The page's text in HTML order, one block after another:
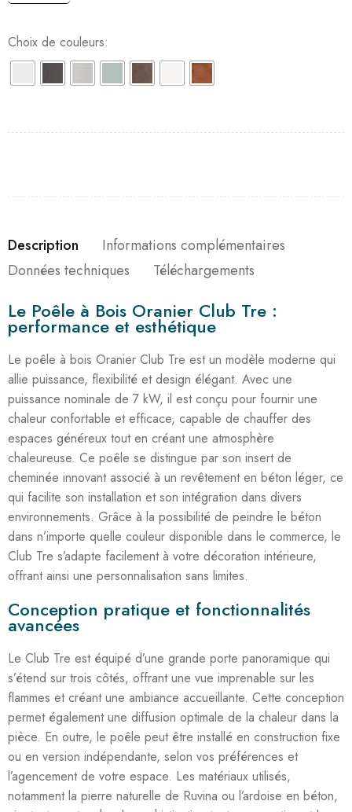
Choix de couleurs
Description
Informations complémentaires
Données techniques
Téléchargements
Le Poêle à Bois Oranier Club Tre :
performance et esthétique
Le poêle à bois Oranier Club Tre est un modèle moderne qui
allie puissance, flexibilité et design élégant. Avec une
puissance nominale de 7 kW, il est conçu pour fournir une
chaleur confortable et efficace, capable de chauffer des
espaces généreux tout en créant une atmosphère
chaleureuse. Ce poêle se distingue par son insert de
cheminée innovant associé à un revêtement en béton léger, ce
qui facilite son installation et son intégration dans divers
environnements. Grâce à la possibilité de peindre le béton
dans n’importe quelle couleur disponible dans le commerce, le
Club Tre s’adapte facilement à votre décoration intérieure,
offrant ainsi une personnalisation sans limites.
Conception pratique et fonctionnalités
avancées
Le Club Tre est équipé d’une grande porte panoramique qui
s’étend sur trois côtés, offrant une vue imprenable sur les
flammes et créant une ambiance accueillante. Cette conception
permet également une diffusion optimale de la chaleur dans la
pièce. En outre, le poêle peut être installé en construction fixe
ou en version indépendante, selon vos préférences et
l’agencement de votre espace. Les matériaux utilisés,
notamment la pierre naturelle de Ruvina ou l’ardoise en béton,